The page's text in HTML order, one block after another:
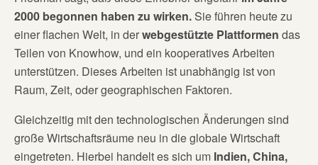
2000 begonnen haben zu wirken. Sie führen heute zu
einer flachen Welt, in derwebgestützte Plattformen das
Teilen von Knowhow, und ein kooperatives Arbeiten
unterstützen. Dieses Arbeiten ist unabhängig ist von
Raum, Zeit, oder geographischen Faktoren.
Gleichzeitig mit den technologischen Änderungen sind
große Wirtschaftsräume neu in die globale Wirtschaft
eingetreten. Hierbei handelt es sich um Indien, China,